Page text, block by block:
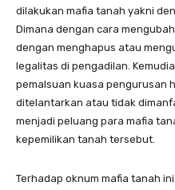
dilakukan mafia tanah yakni
Dimana dengan cara
dengan menghapus atau
legalitas di pengadilan.
pemalsuan kuasa pengurusan
ditelantarkan atau tidak
menjadi peluang para mafia
kepemilikan tanah tersebut.
Terhadap oknum mafia tanah